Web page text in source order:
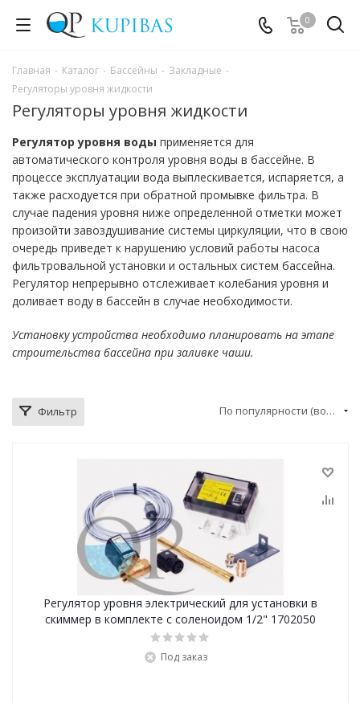
0
Главная - Каталог - Бассейны - Закладные -
Регуляторы уровня жидкости
Регуляторы уровня жидкости
Регулятор уровня воды применяется для
автоматического контроля уровня воды в бассейне. В
процессе эксплуатации вода выплескивается, испаряется, а
также расходуется при обратной промывке фильтра. В
случае падения уровня ниже определенной отметки может
произойти завоздушивание системы циркуляции, что в свою
очередь приведет к нарушению условий работы насоса
фильтровальной установки и остальных систем бассейна.
Регулятор непрерывно отслеживает колебания уровня и
доливает воду в бассейн в случае необходимости.
Установку устройства необходимо планировать на этапе
строительства бассейна при заливке чаши.
Фильтр По популярности (возрастание)
Регулятор уровня электрический для установки в
скиммер в комплекте с соленоидом 1/2" 1702050
Под заказ